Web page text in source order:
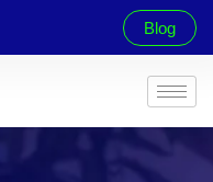
Blog